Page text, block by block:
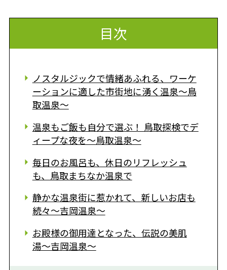
目次
ノスタルジックで情緒あふれる、ワーケ
ーションに適した市街地に湧く温泉〜鳥
取温泉〜
温泉もご飯も自分で選ぶ！ 鳥取探検でデ
ィープな夜を〜鳥取温泉〜
毎日のお風呂も、休日のリフレッシュ
も、鳥取まちなか温泉で
静かな温泉街に惹かれて、新しいお店も
続々〜吉岡温泉〜
お殿様の御用達となった、伝説の美肌
湯〜吉岡温泉〜